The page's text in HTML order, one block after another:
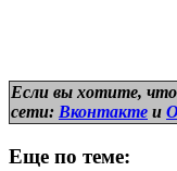
Если вы хотите,
сети: Вконтакте и
Еще по теме: